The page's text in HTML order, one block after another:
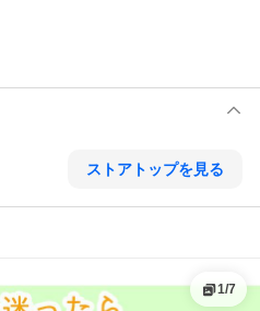
ストアトップを見る
1/7